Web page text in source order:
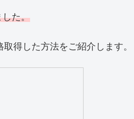
した。
得した方法をご紹介します。